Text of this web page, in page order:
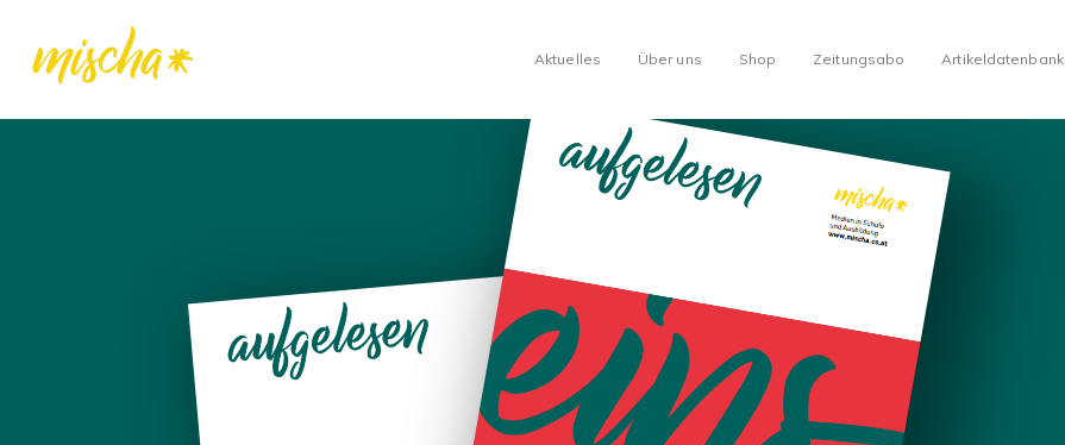
Aktuelles Über uns Shop Zeitungsabo Artikeldatenbank